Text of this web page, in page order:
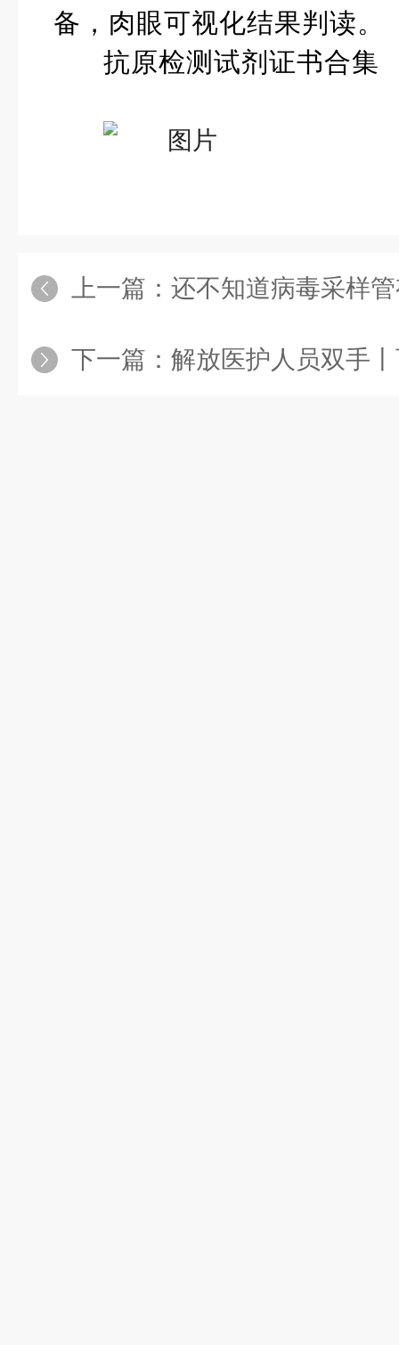
备，肉眼可视化结果判读。
抗原检测试剂证书合集
上一篇： 还不知道病毒采样管有
下一篇： 解放医护人员双手丨百泰克分杯处理